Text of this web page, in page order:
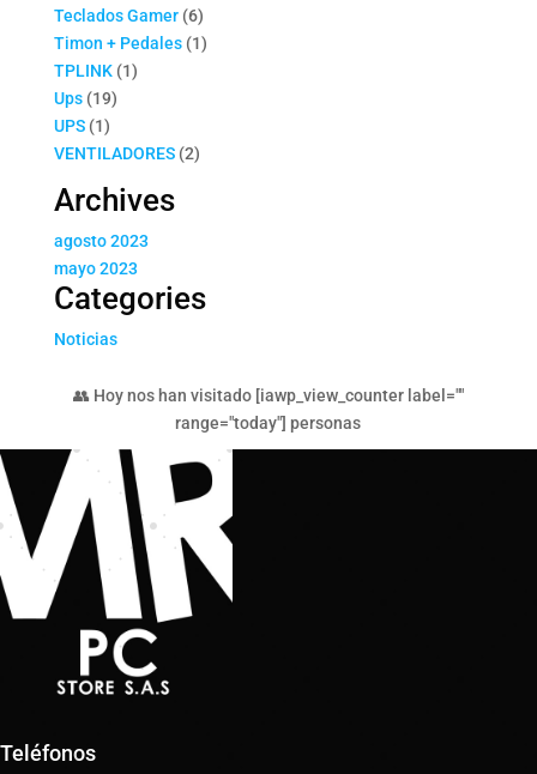
productos
Teclados Gamer 66
productos
Timon + Pedales 11
TPLINK 11
Ups 1919
UPS 11
producto
VENTILADORES 22
Archives
agosto 2023
mayo 2023
Categories
Noticias
👥 Hoy nos han visitado [iawp_view_counter label=""
range="today"] personas
Teléfonos